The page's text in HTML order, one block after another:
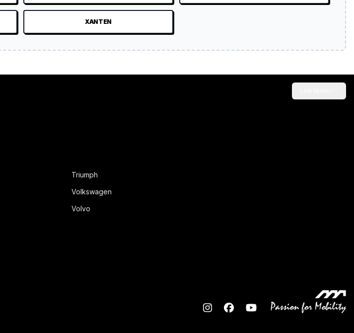
XANTEN
Triumph
Volkswagen
Volvo